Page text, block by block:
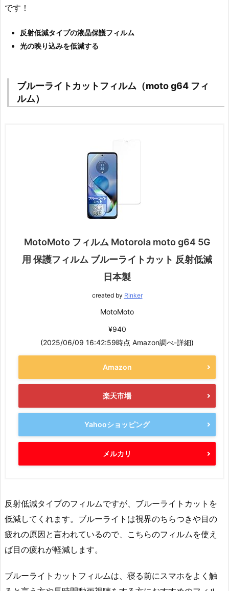
です！
反射低減タイプの液晶保護フィルム
光の映り込みを低減する
ブルーライトカットフィルム（moto g64 フィ
ルム）
MotoMoto フィルム Motorola moto g64 5G
用 保護フィルム ブルーライトカット 反射低減
日本製
created by Rinker
MotoMoto
¥940
(2025/06/09 16:42:59時点 Amazon調べ-詳細)
Amazon
楽天市場
Yahooショッピング
メルカリ
反射低減タイプのフィルムですが、ブルーライトカットを
低減してくれます。ブルーライトは視界のちらつきや目の
疲れの原因と言われているので、こちらのフィルムを使え
ば目の疲れが軽減します。
ブルーライトカットフィルムは、寝る前にスマホをよく触